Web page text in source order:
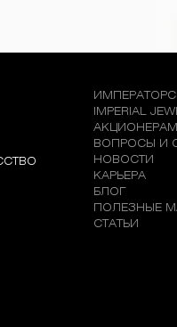
IMPERIAL
АКЦИОНЕРАМ
ВОПРОСЫ И
НОВОСТИ
КАРЬЕРА
БЛОГ
ПОЛЕЗНЫЕ
СТАТЬИ